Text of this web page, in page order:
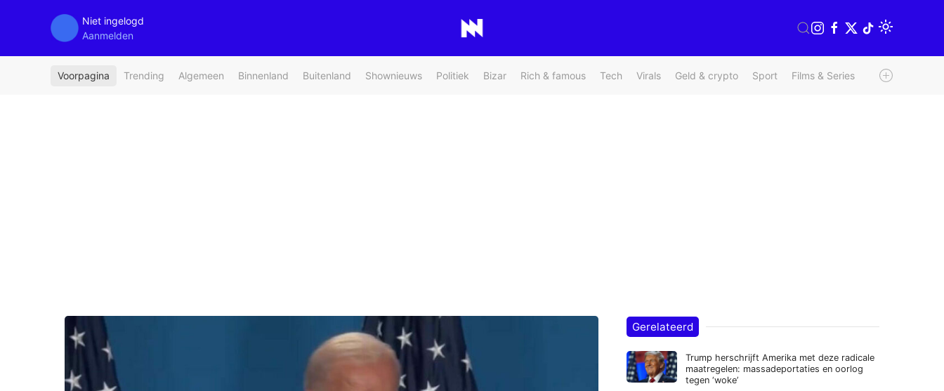
Niet ingelogd
Aanmelden
Voorpagina Trending Algemeen Binnenland Buitenland Shownieuws Politiek Bizar Rich & famous Tech Virals Geld & crypto Sport Films & Series Radio & TV
Gerelateerd
Trump herschrijft Amerika met deze radicale
maatregelen: massadeportaties en oorlog
tegen ‘woke’